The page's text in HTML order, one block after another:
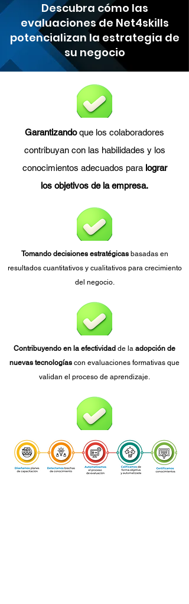
Descubra cómo las
evaluaciones de Net4skills
potencializan la estrategia de
su negocio
Garantizandoque los colaboradores
contribuyan con las habilidades y los
conocimientos adecuados para lograr
los objetivos de la empresa.
Tomando decisiones estratégicasbasadas en
resultados cuantitativos y cualitativos para crecimiento
del negocio.
Contribuyendo en la efectividad de la adopción de
nuevas tecnologías con evaluaciones formativas que
validan el proceso de aprendizaje.
Creciendode forma segura el alcance de sus
programas deupskilling y reskilling.